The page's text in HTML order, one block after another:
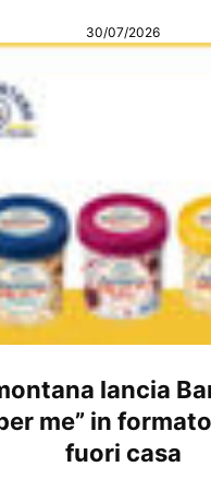
30/07/2026
lancia
me” in
fuori casa